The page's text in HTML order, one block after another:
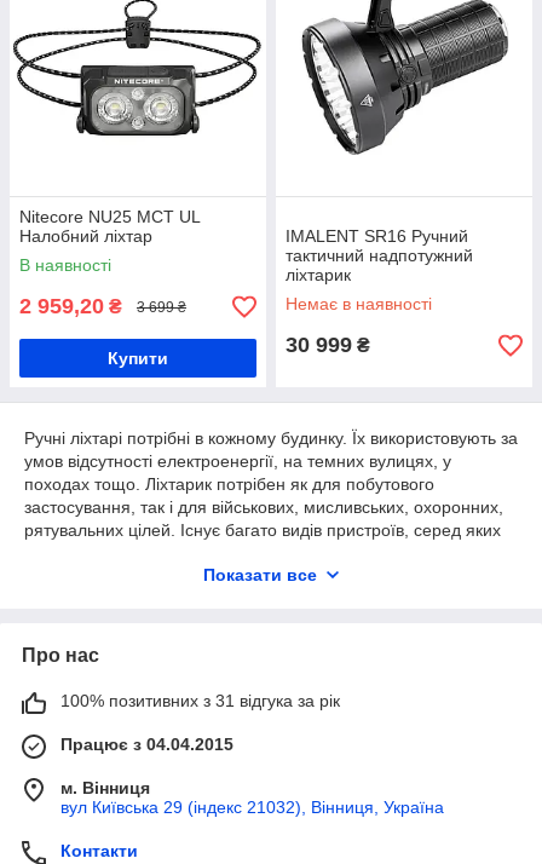
Nitecore NU25 MCT UL
Налобний ліхтар
В наявності
2 959,20 ₴ 3 699 ₴
Купити
IMALENT SR16 Ручний
тактичний надпотужний
ліхтарик
Немає в наявності
30 999 ₴
Ручні ліхтарі потрібні в кожному будинку. Їх використовують за
умов відсутності електроенергії, на темних вулицях, у
походах тощо. Ліхтарик потрібен як для побутового
застосування, так і для військових, мисливських, охоронних,
рятувальних цілей. Існує багато видів пристроїв, серед яких
служитиме своєму господареві.
повсякденного використання у побуті. Він має найдоступнішу
відключенні електрики, на прогулянках у темний час доби.
перемикатися на кілька позицій, які відрізняються яскравістю
світла;
● Туристичний. Ручний ліхтар для туризму відрізняється
Показати все
Про нас
100% позитивних з 31 відгука за рік
Працює з 04.04.2015
м. Вінниця
вул Київська 29 (індекс 21032), Вінниця, Україна
Контакти